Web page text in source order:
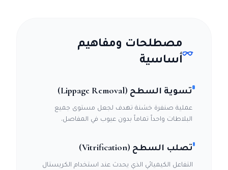
مصطلحات ومفاهيم
أساسية
تسوية السطح (Lippage Removal)
عملية صنفرة خشنة تهدف لجعل مستوى جميع
البلاطات واحداً تماماً بدون عيوب في المفاصل.
تصلب السطح (Vitrification)
التفاعل الكيميائي الذي يحدث عند استخدام الكريستال